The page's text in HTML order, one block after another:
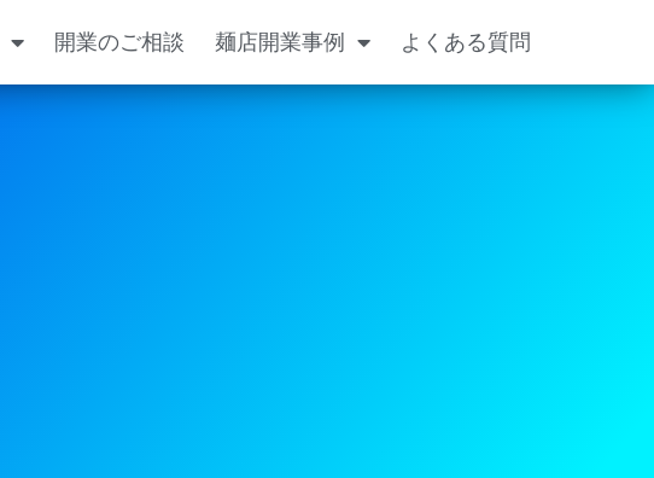
開業のご相談 麺店開業事例 よくある質問